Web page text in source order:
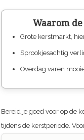
Waarom
Grote kerstmarkt,
Sprookjesachtig
Overdag varen
Bereid je goed voor op de
tijdens de kerstperiode.